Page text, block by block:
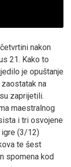
nakon
21. Kako to
je opuštanje
na
zaprijetili.
maestralnog
i tri osvojene
igre (3/12)
te šest
spomena kod